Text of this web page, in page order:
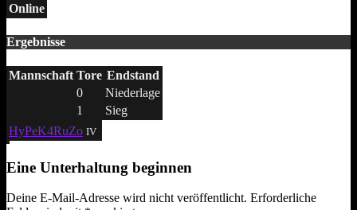
Online
Ergebnisse
Mannschaft Tore Endstand
0
Niederlage
1
Sieg
HyPeK4RuZo IV
Eine Unterhaltung beginnen
Deine E-Mail-Adresse wird nicht veröffentlicht. Erforderliche